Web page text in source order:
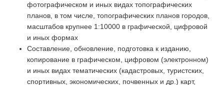
фотографическом и иных видах топографических
планов, в том числе, топографических планов городов,
масштабов крупнее 1:10000 в графической, цифровой
и иных формах
Составление, обновление, подготовка к изданию,
копирование в графическом, цифровом (электронном)
и иных видах тематических (кадастровых, туристских,
спортивных, экономических, почвенных и др.) карт,